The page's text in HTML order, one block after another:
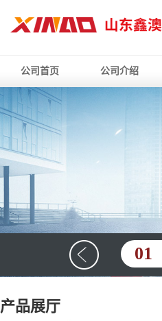
公司首页 公司介绍
01
产品展厅